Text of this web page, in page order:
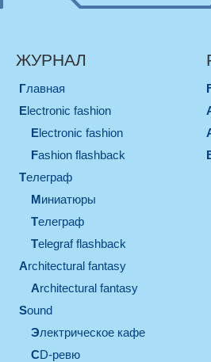
ЖУРНАЛ
Главная
electronic fashion
electronic fashion
Fashion flashback
телеграф
миниатюры
телеграф
Telegraf flashback
architectural fantasy
architectural fantasy
sound
электрическое кафе
CD-ревю